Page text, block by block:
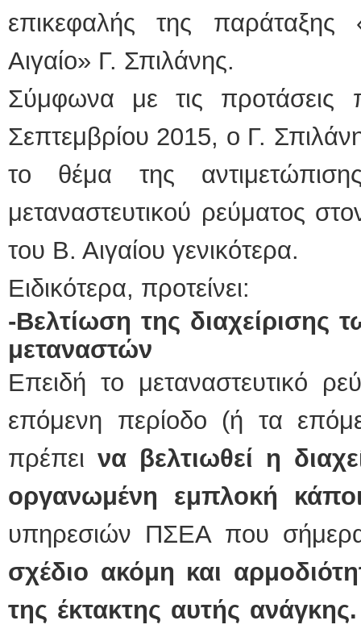
επικεφαλής της
Αιγαίο» Γ. Σπιλάνης.
Σύμφωνα με τις προτάσεις
Σεπτεμβρίου 2015, ο Γ.
το θέμα της
μεταναστευτικού ρεύματος
του Β. Αιγαίου γενικότερα.
Ειδικότερα, προτείνει:
-Βελτίωση της
μεταναστών
Επειδή το μεταναστευτικό
επόμενη περίοδο (ή τα
πρέπει να βελτιωθεί η
οργανωμένη εμπλοκή
υπηρεσιών ΠΣΕΑ που
σχέδιο ακόμη και
της έκτακτης αυτής ανάγκης.